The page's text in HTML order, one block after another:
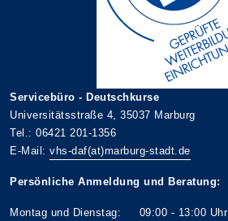
Servicebüro - Deutschkurse
Universitätsstraße 4, 35037 Marburg
Tel.: 06421 201-1356
E-Mail: vhs-daf(at)marburg-stadt.de
Persönliche Anmeldung und Beratung:
Montag und Dienstag: 09:00 - 13:00 Uhr